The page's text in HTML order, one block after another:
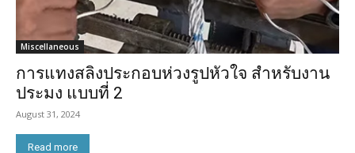
Miscellaneous
การแทงสลิงประกอบห่วงรูปหัวใจ สำหรับงาน
ประมง แบบที่ 2
August 31, 2024
Read more